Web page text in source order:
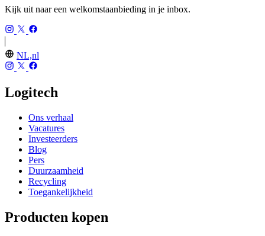
Kijk uit naar een welkomstaanbieding in je inbox.
NL,nl
Logitech
Ons verhaal
Vacatures
Investeerders
Blog
Pers
Duurzaamheid
Recycling
Toegankelijkheid
Producten kopen